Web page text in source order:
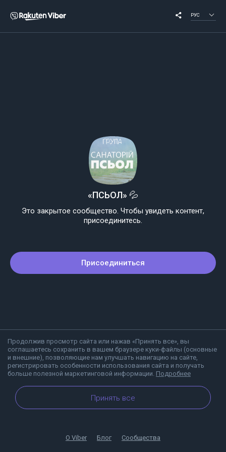
РУС
Продолжив просмотр сайта или нажав «Принять все», вы
соглашаетесь сохранить в вашем браузере куки-файлы (основные
и внешние), позволяющие нам улучшать навигацию на сайте,
регистрировать особенности использования сайта и получать
больше полезной маркетинговой информации. Подробнее
Принять все
«ПСЬОЛ» 💦
Это закрытое сообщество. Чтобы увидеть контент,
присоединитесь.
Присоединиться
О Viber Блог Сообщества